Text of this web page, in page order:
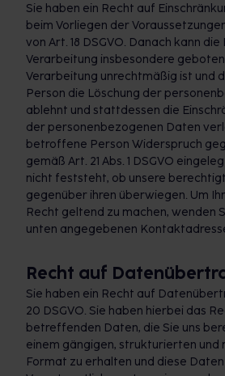
Sie haben ein Recht auf
beim Vorliegen der
von Art. 18 DSGVO. Danach kann
Verarbeitung insbesondere geboten
Verarbeitung unrechtmäßig ist und
Person die Löschung der
ablehnt und stattdessen die
der personenbezogenen Daten
betroffene Person Widerspruch
gemäß Art. 21 Abs. 1 DSGVO
nicht feststeht, ob unsere
gegenüber ihren überwiegen. Um
Recht geltend zu machen, wenden
unten angegebenen
Recht auf
Sie haben ein Recht auf
20 DSGVO. Sie haben hierbei das
betreffenden Daten, die Sie uns
einem gängigen, strukturierten und
Format zu erhalten und diese